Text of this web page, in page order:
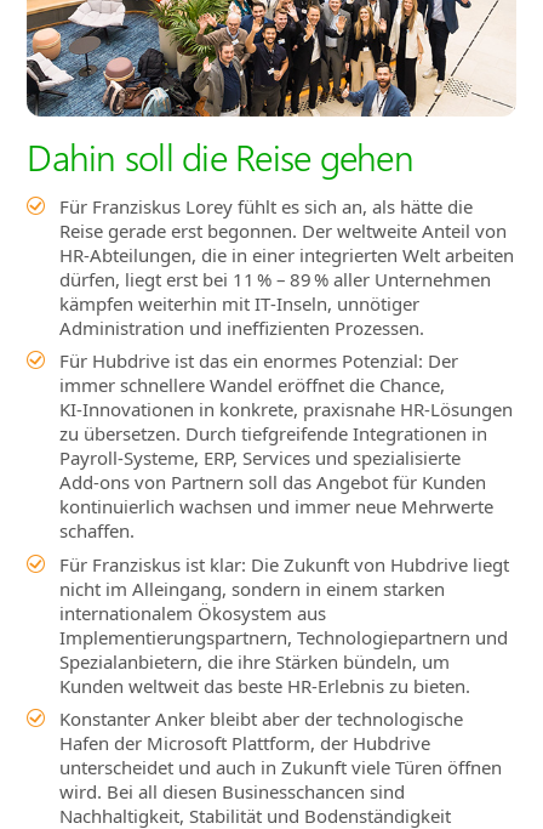
Dahin soll die Reise gehen
Für Franziskus Lorey fühlt es sich an, als hätte die
Reise gerade erst begonnen. Der weltweite Anteil von
HR‑Abteilungen, die in einer integrierten Welt arbeiten
dürfen, liegt erst bei 11 % – 89 % aller Unternehmen
kämpfen weiterhin mit IT‑Inseln, unnötiger
Administration und ineffizienten Prozessen.
Für Hubdrive ist das ein enormes Potenzial: Der
immer schnellere Wandel eröffnet die Chance,
KI‑Innovationen in konkrete, praxisnahe HR‑Lösungen
zu übersetzen. Durch tiefgreifende Integrationen in
Payroll‑Systeme, ERP, Services und spezialisierte
Add‑ons von Partnern soll das Angebot für Kunden
kontinuierlich wachsen und immer neue Mehrwerte
schaffen.
Für Franziskus ist klar: Die Zukunft von Hubdrive liegt
nicht im Alleingang, sondern in einem starken
internationalem Ökosystem aus
Implementierungspartnern, Technologiepartnern und
Spezialanbietern, die ihre Stärken bündeln, um
Kunden weltweit das beste HR‑Erlebnis zu bieten.
Konstanter Anker bleibt aber der technologische
Hafen der Microsoft Plattform, der Hubdrive
unterscheidet und auch in Zukunft viele Türen öffnen
wird. Bei all diesen Businesschancen sind
Nachhaltigkeit, Stabilität und Bodenständigkeit